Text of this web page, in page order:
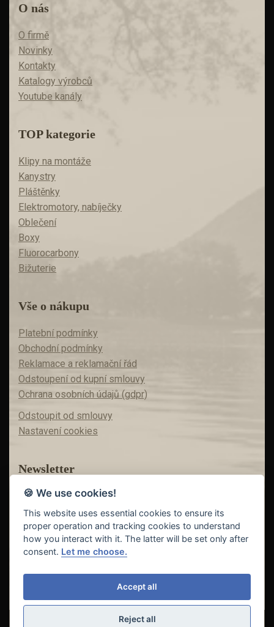
O nás
O firmě
Novinky
Kontakty
Katalogy výrobců
Youtube kanály
TOP kategorie
Klipy na montáže
Kanystry
Pláštěnky
Elektromotory, nabíječky
Oblečení
Boxy
Fluorocarbony
Bižuterie
Vše o nákupu
Platební podmínky
Obchodní podmínky
Reklamace a reklamační řád
Odstoupení od kupní smlouvy
Ochrana osobních údajů (gdpr)
Odstoupit od smlouvy
Nastavení cookies
Newsletter
Máte zájem o akční nabídky?
Teď už vám nic neunikne!
🍪 We use cookies!
This website uses essential cookies to ensure its
proper operation and tracking cookies to understand
how you interact with it. The latter will be set only after
consent. Let me choose.
Accept all
Reject all